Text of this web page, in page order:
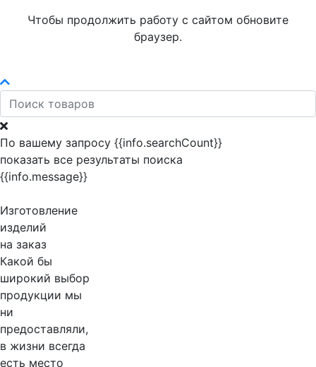
Чтобы продолжить работу с сайтом обновите
браузер.
По вашему запросу {{info.searchCount}}
показать все результаты поиска
{{info.message}}
Изготовление
изделий
на заказ
Какой бы
широкий выбор
продукции мы
ни
предоставляли,
в жизни всегда
есть место